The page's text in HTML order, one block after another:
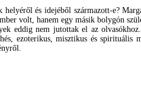
és idejéből származott-e?
volt, hanem egy másik bolygón
eddig nem jutottak el az
ezoterikus, misztikus és spirituális